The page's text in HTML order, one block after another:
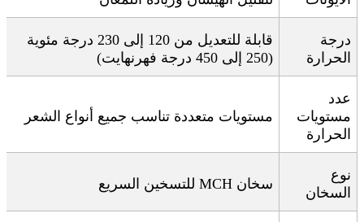
درجة
الحرارة
قابلة للتعديل من 120 إلى 230 درجة مئوية
(250 إلى 450 درجة فهرنهايت)
عدد
مستويات
الحرارة
مستويات متعددة تناسب جميع أنواع الشعر
نوع
السخان
سخان MCH للتسخين السريع